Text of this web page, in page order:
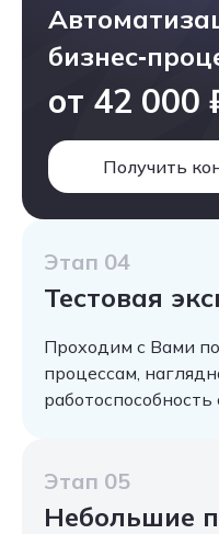
от 42 000
Получить
Этап 04
Тестовая
Проходим с Вами
процессам,
работоспособность
Этап 05
Небольшие